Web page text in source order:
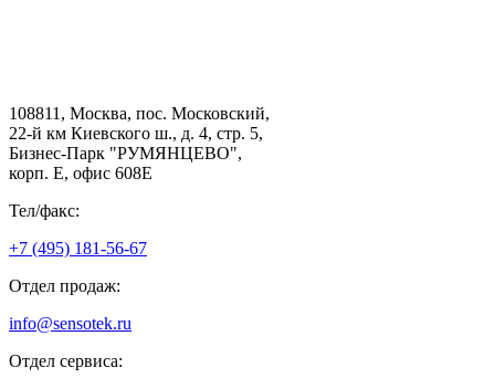
108811, Москва, пос. Московский,
22-й км Киевского ш., д. 4, стр. 5,
Бизнес-Парк "РУМЯНЦЕВО",
корп. Е, офис 608E
Тел/факс:
+7 (495) 181-56-67
Отдел продаж:
info@sensotek.ru
Отдел сервиса: